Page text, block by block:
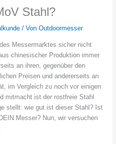
Stahl?
/ Von Outdoormesser
Messermarktes sicher nicht
chinesischer Produktion immer
an ihren, gegenüber den
Preisen und andererseits an
im Vergleich zu noch vor einigen
mitmacht ist der rostfreie Stahl
stellt: wie gut ist dieser Stahl? Ist
Messer? Nun, wir versuchen